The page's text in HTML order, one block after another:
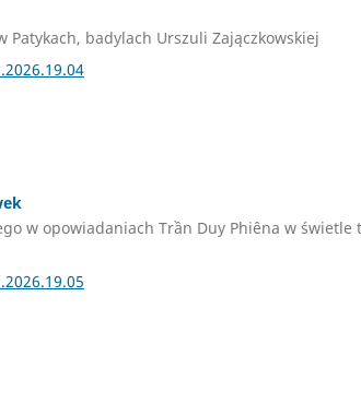
badylach Urszuli Zajączkowskiej
w opowiadaniach Trần Duy Phiêna w świetle